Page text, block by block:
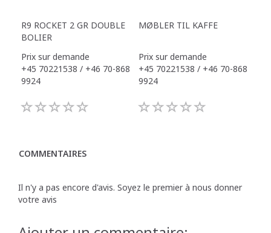
R9 ROCKET 2 GR DOUBLE
BOLIER
Prix sur demande
+45 70221538 / +46 70-868
9924
MØBLER TIL KAFFE
Prix sur demande
+45 70221538 / +46 70-868
9924
COMMENTAIRES
Il n'y a pas encore d'avis. Soyez le premier à nous donner
votre avis